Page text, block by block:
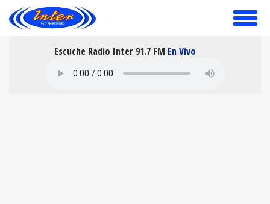
toggle
Escuche Radio Inter 91.7 FM En Vivo